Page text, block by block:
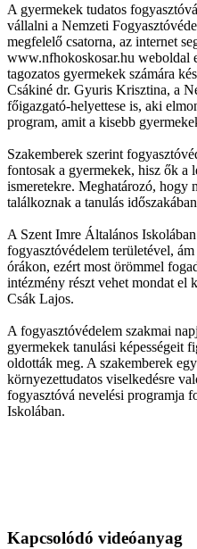
A gyermekek tudatos
vállalni a Nemzeti
megfelelő csatorna, az internet
www.nfhokoskosar.hu weboldal
tagozatos gyermekek számára
Csákiné dr. Gyuris Krisztina, a
főigazgató-helyettese is, aki
program, amit a kisebb
Szakemberek szerint
fontosak a gyermekek, hisz ők a
ismeretekre. Meghatározó, hogy
találkoznak a tanulás
A Szent Imre Általános
fogyasztóvédelem területével,
órákon, ezért most örömmel
intézmény részt vehet mondat el
Csák Lajos.
A fogyasztóvédelem szakmai
gyermekek tanulási képességeit
oldották meg. A szakemberek
környezettudatos viselkedésre
fogyasztóvá nevelési programja
Iskolában.
Kapcsolódó videóanyag